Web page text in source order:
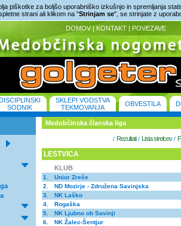
piškotke za boljšo uporabniško izkušnjo in spremljanja
strani ali klikom na "Strinjam se", se strinjate z
DOMOV | KONTAKT | POVEZAVE
SODNIK
SKLEPI VODSTVA
TEKMOVANJA
OBVESTILA
Medobčinska članska liga
/ Rezultati/ Lista strelcev/
LESTVICA
KLUB
1. Unior Zreče
2.
ND Mozirje - Združena Savinjska
3.
NK Laško
4.
Rogaška
5.
NK Ljubno ob Savinji
6.
NK Žalec-Šentjur